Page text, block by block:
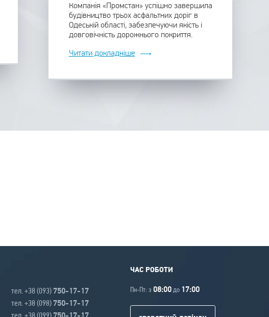
Компанія «Промстан» успішно завершила
будівництво трьох асфальтних доріг в
Одеській області, забезпечуючи якість і
довговічність дорожнього покриття.
Читати докладніше
тел. +38 (093) 750-17-17
тел. +38 (098) 750-17-17
ЧАС РОБОТИ
Пн-Пт: з 08:00 до 17:00